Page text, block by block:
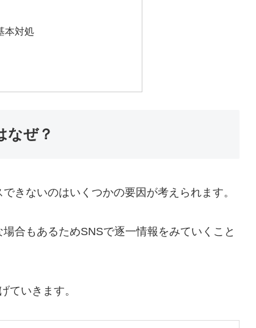
本対処
なぜ？
きないのはいくつかの要因が考えられます。
合もあるためSNSで逐一情報をみていくこと
ていきます。